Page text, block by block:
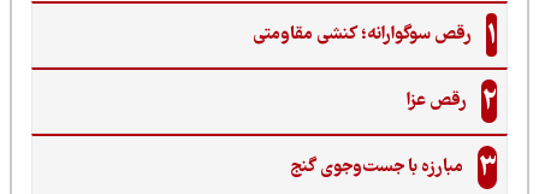
رقص سوگوارانه؛ کنشی مقاومتی
رقص عزا
مبارزه با جست‌وجوی گنج‌